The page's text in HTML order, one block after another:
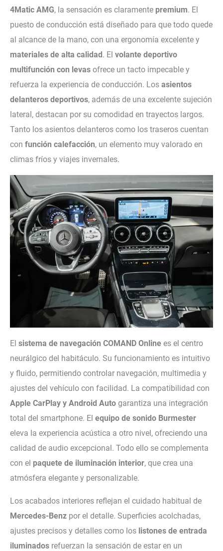
4Matic AMG, la sensación es claramente premium. El
puesto de conducción está diseñado para que todo quede
al alcance de la mano, con una ergonomía excelente y
materiales de alta calidad. El volante deportivo
multifunción con levas ofrece un tacto impecable y
refuerza la experiencia de conducción. Los asientos
delanteros deportivos, además de una excelente sujeción
lateral, destacan por su comodidad en trayectos largos.
Tanto los asientos delanteros como los traseros cuentan
con función calefacción, un elemento muy valorado en
climas fríos y viajes invernales.
El sistema de navegación COMAND Online es el centro
neurálgico del habitáculo. Su funcionamiento es intuitivo
y fluido, permitiendo controlar navegación, multimedia y
ajustes del vehículo con facilidad. La compatibilidad con
Apple CarPlay y Android Auto garantiza una integración
total del smartphone. El equipo de sonido Burmester
eleva la experiencia acústica a otro nivel, ofreciendo una
calidad de audio excepcional. Todo ello se complementa
con el paquete de iluminación interior, que crea una
atmósfera elegante y personalizable.
Los acabados interiores reflejan el cuidado habitual de
Mercedes-Benz por el detalle. Superficies acolchadas,
ajustes precisos y detalles como los listones de entrada
iluminados refuerzan la sensación de estar en un